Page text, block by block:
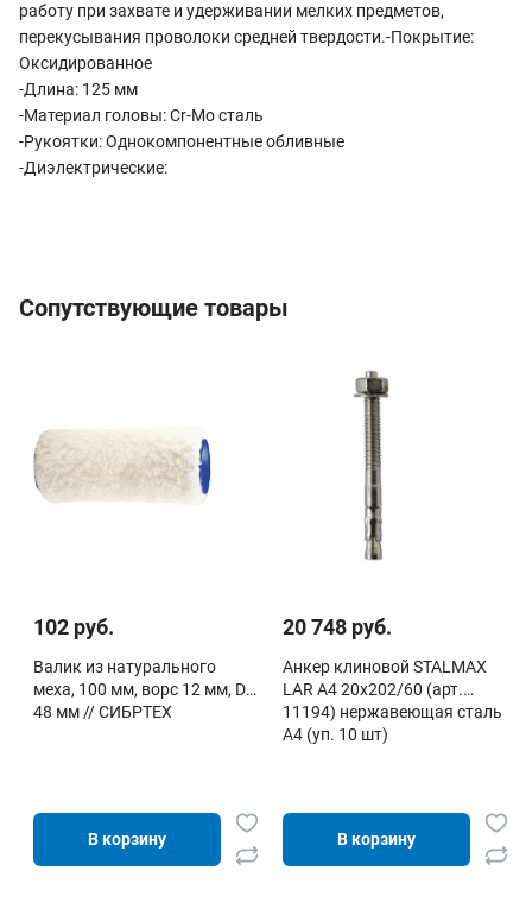
работу при захвате и удерживании мелких предметов,
перекусывания проволоки средней твердости.-Покрытие:
Оксидированное
-Длина: 125 мм
-Материал головы: Cr-Mo сталь
-Рукоятки: Однокомпонентные обливные
-Диэлектрические:
Сопутствующие товары
102 руб.
Валик из натурального
меха, 100 мм, ворс 12 мм, D-
48 мм // СИБРТЕХ
В корзину
20 748 руб.
Анкер клиновой STALMAX
LAR A4 20х202/60 (арт.
11194) нержавеющая сталь
А4 (уп. 10 шт)
В корзину